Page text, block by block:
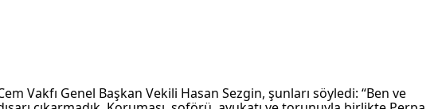
Vakfı Genel Başkan Vekili Hasan Sezgin, şunları söyledi: “Ben ve